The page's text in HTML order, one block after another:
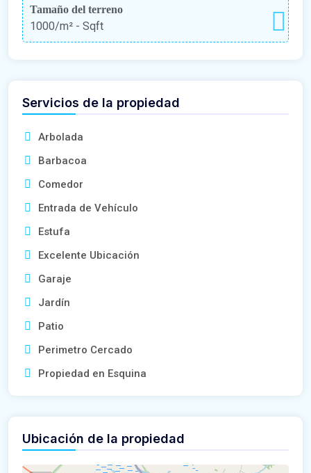
Tamaño del terreno
1000/m² - Sqft
Servicios de la propiedad
Arbolada
Barbacoa
Comedor
Entrada de Vehículo
Estufa
Excelente Ubicación
Garaje
Jardín
Patio
Perimetro Cercado
Propiedad en Esquina
Ubicación de la propiedad